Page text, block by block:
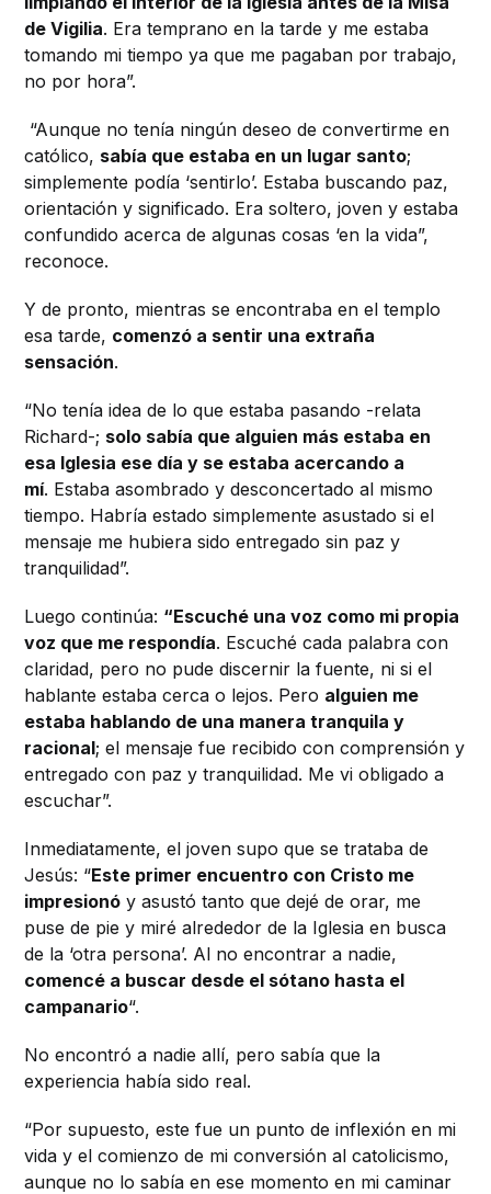
de Vigilia. Era temprano en la tarde y me estaba
tomando mi tiempo ya que me pagaban por trabajo,
no por hora”.
“Aunque no tenía ningún deseo de convertirme en
católico, sabía que estaba en un lugar santo;
simplemente podía ‘sentirlo’. Estaba buscando paz,
orientación y significado. Era soltero, joven y estaba
confundido acerca de algunas cosas ‘en la vida”,
reconoce.
Y de pronto, mientras se encontraba en el templo
esa tarde, comenzó a sentir una extraña
sensación.
“No tenía idea de lo que estaba pasando -relata
Richard-; solo sabía que alguien más estaba en
esa Iglesia ese día y se estaba acercando a
mí. Estaba asombrado y desconcertado al mismo
tiempo. Habría estado simplemente asustado si el
mensaje me hubiera sido entregado sin paz y
tranquilidad”.
Luego continúa: “Escuché una voz como mi propia
voz que me respondía. Escuché cada palabra con
claridad, pero no pude discernir la fuente, ni si el
hablante estaba cerca o lejos. Pero alguien me
estaba hablando de una manera tranquila y
racional;el mensaje fue recibido con comprensión y
entregado con paz y tranquilidad. Me vi obligado a
escuchar”.
Inmediatamente, el joven supo que se trataba de
Jesús: “Este primer encuentro con Cristo me
impresionó y asustó tanto que dejé de orar, me
puse de pie y miré alrededor de la Iglesia en busca
de la ‘otra persona’. Al no encontrar a nadie,
comencé a buscar desde el sótano hasta el
campanario“.
No encontró a nadie allí, pero sabía que la
experiencia había sido real.
“Por supuesto, este fue un punto de inflexión en mi
vida y el comienzo de mi conversión al catolicismo,
aunque no lo sabía en ese momento en mi caminar